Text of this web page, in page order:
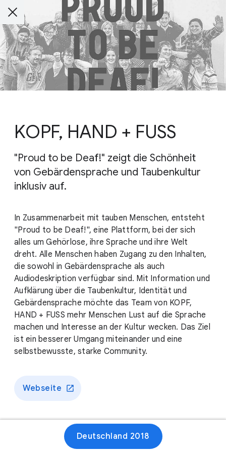
KOPF, HAND + FUSS
"Proud to be Deaf!" zeigt die Schönheit
von Gebärdensprache und Taubenkultur
inklusiv auf.
In Zusammenarbeit mit tauben Menschen, entsteht
"Proud to be Deaf!", eine Plattform, bei der sich
alles um Gehörlose, ihre Sprache und ihre Welt
dreht. Alle Menschen haben Zugang zu den Inhalten,
die sowohl in Gebärdensprache als auch
Audiodeskription verfügbar sind. Mit Information und
Aufklärung über die Taubenkultur, Identität und
Gebärdensprache möchte das Team von KOPF,
HAND + FUSS mehr Menschen Lust auf die Sprache
machen und Interesse an der Kultur wecken. Das Ziel
ist ein besserer Umgang miteinander und eine
selbstbewusste, starke Community.
Webseite
Deutschland 2018